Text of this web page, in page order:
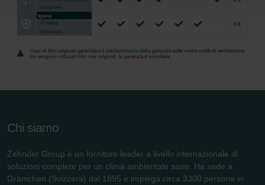
Zehnder Group Nederland bv: Privacyverklaringen
Zehnder Group Sales International: Privacy Policy
Zehnder Polska Sp. z o.o.: Oświadczenie o ochronie
Chi siamo
Zehnder Group è un fornitore leader a livello internazionale di
soluzioni complete per un clima ambientale sano. Ha sede a
Gränichen (Svizzera) dal 1895 e impiega circa 3300 persone in